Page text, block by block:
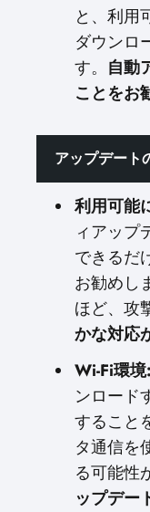
と、利用
ダウンロ
す。 自動
ことをお
アップデート
利用可能
ィアップ
できるだ
お勧めし
ほど、攻
かな対応
Wi-Fi環境:
ンロード
すること
タ通信を
る可能性
ップデー